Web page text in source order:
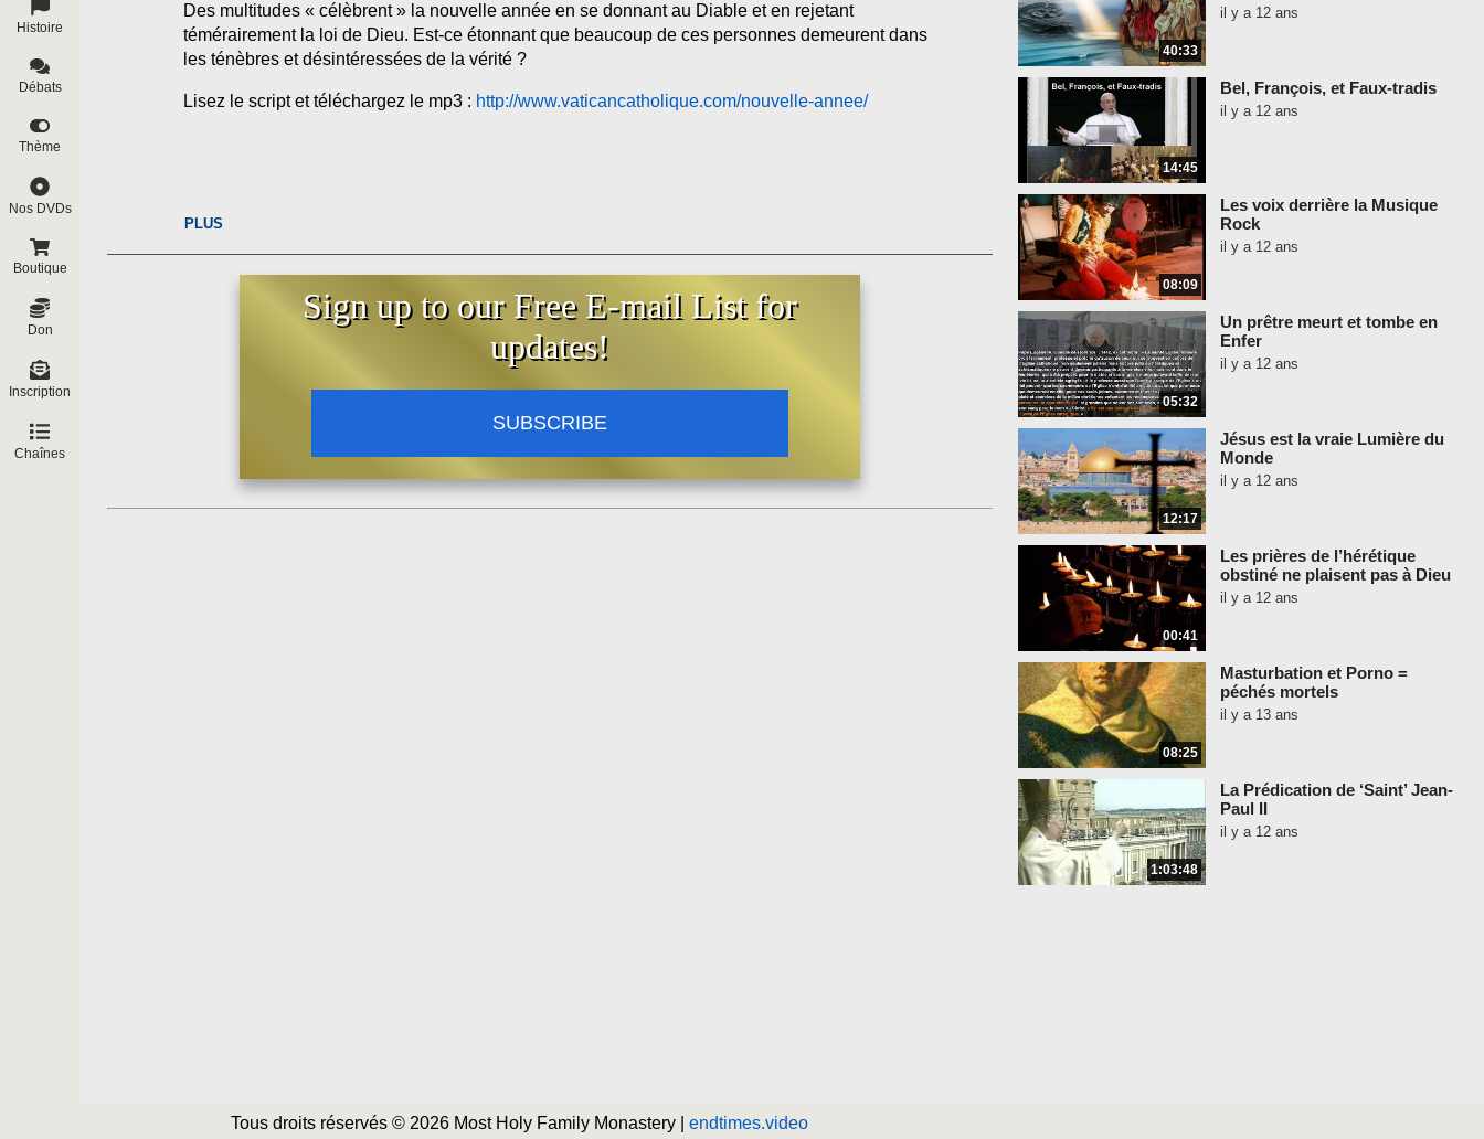
Des multitudes « célèbrent » la nouvelle année en se donnant au Diable et en rejetant
témérairement la loi de Dieu. Est-ce étonnant que beaucoup de ces personnes demeurent dans
les ténèbres et désintéressées de la vérité ?
Lisez le script et téléchargez le mp3 : http://www.vaticancatholique.com/nouvelle-annee/
PLUS
Sign up to our Free E-mail List for
updates!
SUBSCRIBE
40:33
il y a 12 ans
14:45
Bel, François, et Faux-tradis
il y a 12 ans
08:09
Les voix derrière la Musique
Rock
il y a 12 ans
05:32
Un prêtre meurt et tombe en
Enfer
il y a 12 ans
12:17
Jésus est la vraie Lumière du
Monde
il y a 12 ans
00:41
Les prières de l’hérétique
obstiné ne plaisent pas à Dieu
il y a 12 ans
08:25
Masturbation et Porno =
péchés mortels
il y a 13 ans
1:03:48
La Prédication de ‘Saint’ Jean-
Paul II
il y a 12 ans
Histoire
Débats
Thème
Nos DVDs
Boutique
Don
Inscription
Chaînes
Tous droits réservés © 2026 Most Holy Family Monastery | endtimes.video